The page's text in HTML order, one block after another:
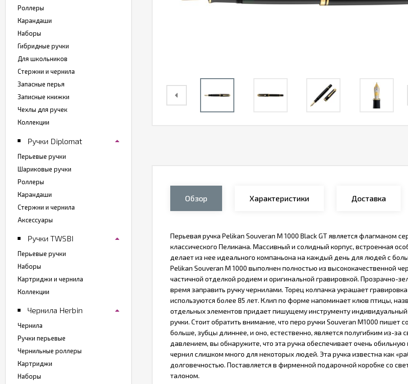
Обзор Характеристики Доставка
Перьевая ручка Pelikan Souveran M 1000 Black GT является флагманом
классического Пеликана. Массивный и солидный корпус, встроенная
делает из нее идеального компаньона на каждый день для людей с
Pelikan Souveran M 1000 выполнен полностью из высококачественной
частичной отделкой родием и оригинальной гравировкой. Прозрачно-
время заправить ручку чернилами. Торец колпачка украшает
используются более 85 лет. Клип по форме напоминает клюв птицы,
отдельных элементов придает пишущему инструменту индивидуальный
ручки. Стоит обратить внимание, что перо ручки Souveran M1000
больше, зубцы длиннее, и оно, естественно, является полугибким из-
давлением, вы обнаружите, что эта ручка обеспечивает очень
чернил слишком много для некоторых людей. Эта ручка известна как
долговечностью. Поставляется в фирменной подарочной коробке со
талоном.
Роллеры
Карандаши
Наборы
Гибридные ручки
Для школьников
Стержни и чернила
Запасные перья
Записные книжки
Чехлы для ручек
Коллекции
Ручки Diplomat
Перьевые ручки
Шариковые ручки
Роллеры
Карандаши
Стержни и чернила
Аксессуары
Ручки TWSBI
Перьевые ручки
Наборы
Картриджи и чернила
Коллекции
Чернила Herbin
Чернила
Ручки перьевые
Чернильные роллеры
Картриджи
Наборы